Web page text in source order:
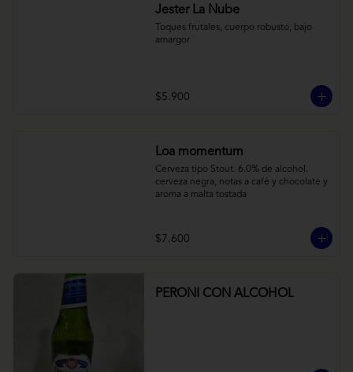
Jester La Nube
Toques frutales, cuerpo robusto, bajo
amargor
$5.900
Loa momentum
Cerveza tipo Stout. 6.0% de alcohol.
cerveza negra, notas a café y chocolate y
aroma a malta tostada
$7.600
PERONI CON ALCOHOL